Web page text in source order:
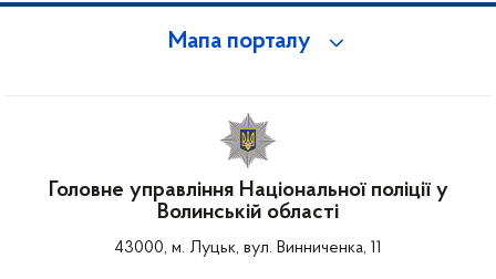
Мапа порталу
Головне управління Національної поліції у
Волинській області
43000, м. Луцьк, вул. Винниченка, 11